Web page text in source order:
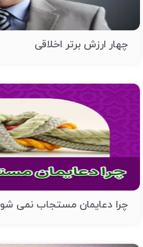
چهار ارزش برتر اخلاقی
چرا دعایمان مستجاب نمی شود